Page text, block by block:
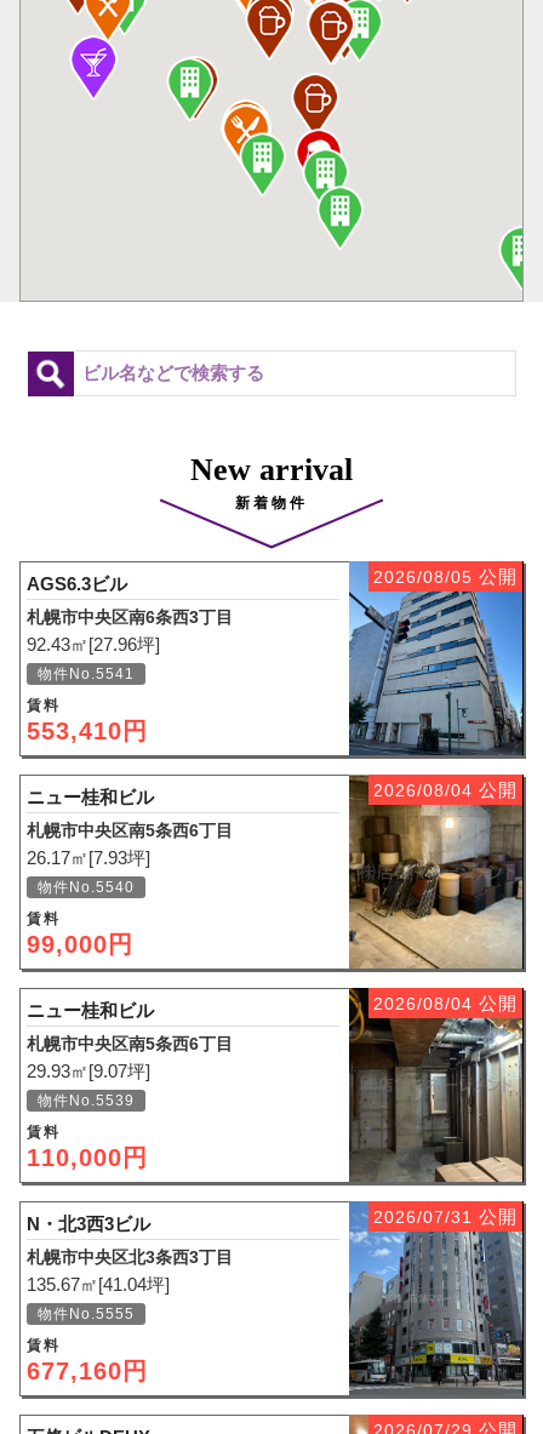
New arrival
新着物件
2026/08/05 公開
AGS6.3ビル
札幌市中央区南6条西3丁目
92.43㎡[27.96坪]
物件No.5541
賃料
553,410円
2026/08/04 公開
ニュー桂和ビル
札幌市中央区南5条西6丁目
26.17㎡[7.93坪]
物件No.5540
賃料
99,000円
2026/08/04 公開
ニュー桂和ビル
札幌市中央区南5条西6丁目
29.93㎡[9.07坪]
物件No.5539
賃料
110,000円
2026/07/31 公開
N・北3西3ビル
札幌市中央区北3条西3丁目
135.67㎡[41.04坪]
物件No.5555
賃料
677,160円
2026/07/29 公開